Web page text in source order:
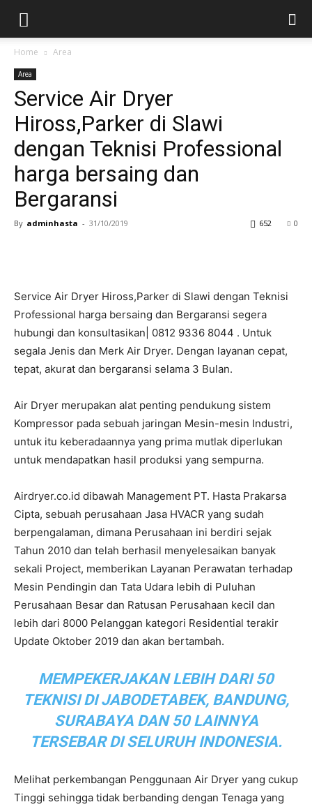
Home Area
Area
Service Air Dryer
Hiross,Parker di Slawi
dengan Teknisi Professional
harga bersaing dan
Bergaransi
By adminhasta - 31/10/2019 0
652
Service Air Dryer Hiross,Parker di Slawi dengan Teknisi
Professional harga bersaing dan Bergaransi segera
hubungi dan konsultasikan| 0812 9336 8044 . Untuk
segala Jenis dan Merk Air Dryer. Dengan layanan cepat,
tepat, akurat dan bergaransi selama 3 Bulan.
Air Dryer merupakan alat penting pendukung sistem
Kompressor pada sebuah jaringan Mesin-mesin Industri,
untuk itu keberadaannya yang prima mutlak diperlukan
untuk mendapatkan hasil produksi yang sempurna.
Airdryer.co.id dibawah Management PT. Hasta Prakarsa
Cipta, sebuah perusahaan Jasa HVACR yang sudah
berpengalaman, dimana Perusahaan ini berdiri sejak
Tahun 2010 dan telah berhasil menyelesaikan banyak
sekali Project, memberikan Layanan Perawatan terhadap
Mesin Pendingin dan Tata Udara lebih di Puluhan
Perusahaan Besar dan Ratusan Perusahaan kecil dan
lebih dari 8000 Pelanggan kategori Residential terakir
Update Oktober 2019 dan akan bertambah.
MEMPEKERJAKAN LEBIH DARI 50
TEKNISI DI JABODETABEK, BANDUNG,
SURABAYA DAN 50 LAINNYA
TERSEBAR DI SELURUH INDONESIA.
Melihat perkembangan Penggunaan Air Dryer yang cukup
Tinggi sehingga tidak berbanding dengan Tenaga yang